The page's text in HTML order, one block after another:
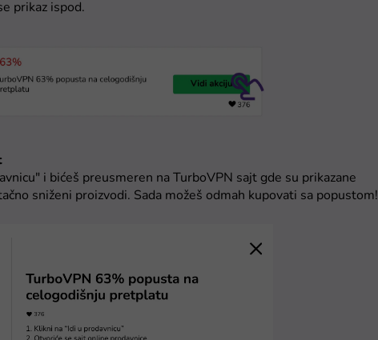
prikaz ispod.
i bićeš preusmeren na TurboVPN sajt gde su prikazane
sniženi proizvodi. Sada možeš odmah kupovati sa popustom!